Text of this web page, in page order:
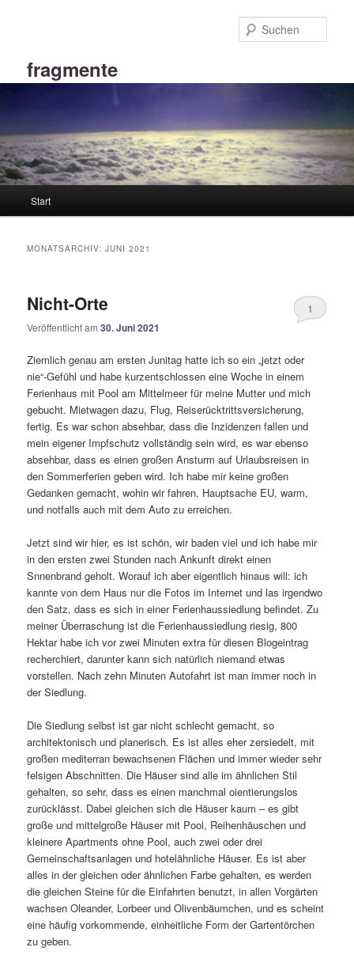
fragmente
Start
MONATSARCHIV:JUNI 2021
Nicht-Orte
Veröffentlicht am30. Juni 2021
1
Ziemlich genau am ersten Junitag hatte ich so ein „jetzt oder
nie“-Gefühl und habe kurzentschlossen eine Woche in einem
Ferienhaus mit Pool am Mittelmeer für meine Mutter und mich
gebucht. Mietwagen dazu, Flug, Reiserücktrittsversicherung,
fertig. Es war schon absehbar, dass die Inzidenzen fallen und
mein eigener Impfschutz vollständig sein wird, es war ebenso
absehbar, dass es einen großen Ansturm auf Urlaubsreisen in
den Sommerferien geben wird. Ich habe mir keine großen
Gedanken gemacht, wohin wir fahren, Hauptsache EU, warm,
und notfalls auch mit dem Auto zu erreichen.
Jetzt sind wir hier, es ist schön, wir baden viel und ich habe mir
in den ersten zwei Stunden nach Ankunft direkt einen
Snnenbrand geholt. Worauf ich aber eigentlich hinaus will: ich
kannte von dem Haus nur die Fotos im Internet und las irgendwo
den Satz, dass es sich in einer Ferienhaussiedlung befindet. Zu
meiner Überraschung ist die Ferienhaussiedlung riesig, 800
Hektar habe ich vor zwei Minuten extra für diesen Blogeintrag
recherchiert, darunter kann sich natürlich niemand etwas
vorstellen. Nach zehn Minuten Autofahrt ist man immer noch in
der Siedlung.
Die Siedlung selbst ist gar nicht schlecht gemacht, so
architektonisch und planerisch. Es ist alles eher zersiedelt, mit
großen mediterran bewachsenen Flächen und immer wieder sehr
felsigen Abschnitten. Die Häuser sind alle im ähnlichen Stil
gehalten, so sehr, dass es einen manchmal oientierungslos
zurücklässt. Dabei gleichen sich die Häuser kaum – es gibt
große und mittelgroße Häuser mit Pool, Reihenhäuschen und
kleinere Apartments ohne Pool, auch zwei oder drei
Gemeinschaftsanlagen und hotelähnliche Häuser. Es ist aber
alles in der gleichen oder ähnlichen Farbe gehalten, es werden
die gleichen Steine für die Einfahrten benutzt, in allen Vorgärten
wachsen Oleander, Lorbeer und Olivenbäumchen, und es scheint
eine häufig vorkommende, einheitliche Form der Gartentörchen
zu geben.